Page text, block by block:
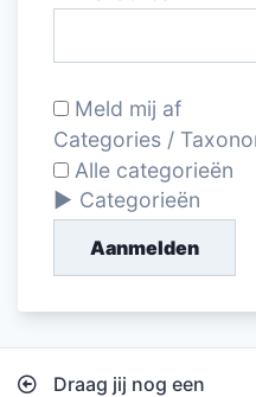
Meld mij af
Categories /
Alle categorieën
Categorieën
Aanmelden
Bericht
Draag jij nog een